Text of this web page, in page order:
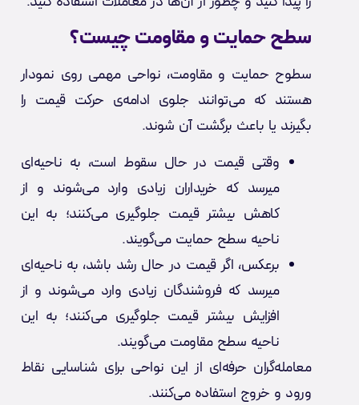
سطح حمایت و مقاومت چیست؟
سطوح حمایت و مقاومت، نواحی مهمی روی نمودار
هستند که می‌توانند جلوی ادامه‌ی حرکت قیمت را
بگیرند یا باعث برگشت آن شوند.
وقتی قیمت در حال سقوط است، به ناحیه‌ای
میرسد که خریداران زیادی وارد می‌شوند و از
کاهش بیشتر قیمت جلوگیری می‌کنند؛ به این
ناحیه سطح حمایت می‌گویند.
برعکس، اگر قیمت در حال رشد باشد، به ناحیه‌ای
میرسد که فروشندگان زیادی وارد می‌شوند و از
افزایش بیشتر قیمت جلوگیری می‌کنند؛ به این
ناحیه سطح مقاومت می‌گویند.
معامله‌گران حرفه‌ای از این نواحی برای شناسایی نقاط
ورود و خروج استفاده می‌کنند.